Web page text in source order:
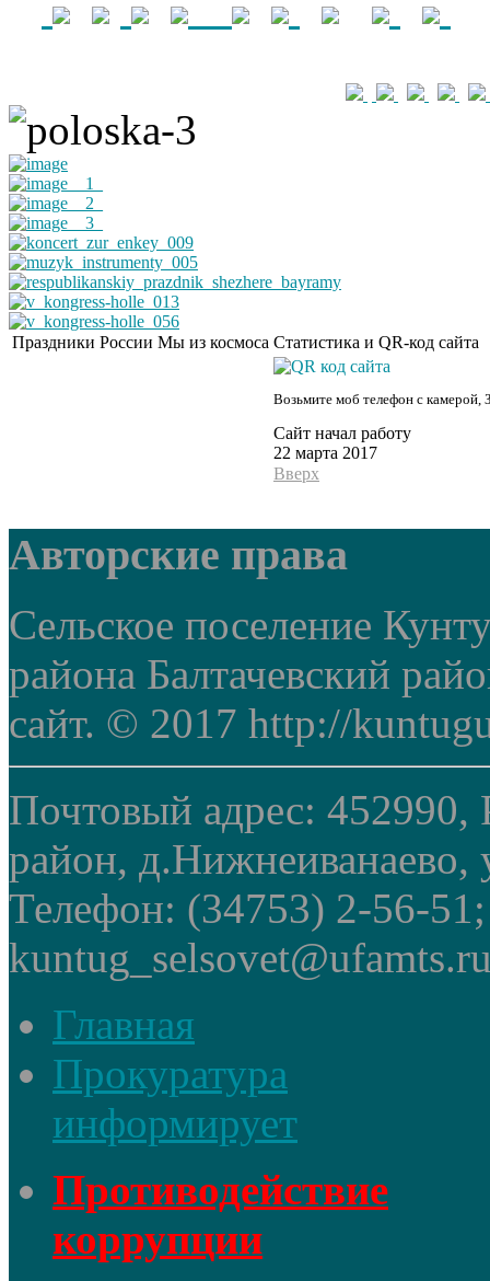
Праздники России Мы из космоса Статистика и QR-код сайта
Возьмите моб телефон с камерой,
Сайт начал работу
22 марта 2017
Вверх
Авторские права
Сельское поселение
района Балтачевский
сайт. © 2017 http://
Почтовый адрес: 452990,
район, д.Нижнеиванаево,
Телефон: (34753) 2-56-
Главная
Прокуратура
информирует
Противодействие
коррупции